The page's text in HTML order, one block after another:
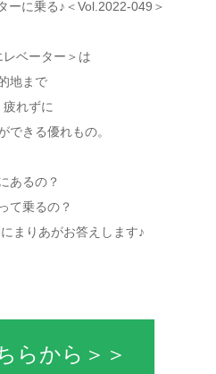
ーに乗る♪＜Vol.2022-049＞
レベーター＞は
地まで
疲れずに
できる優れもの。
あるの？
て乗るの？
まりあがお答えします♪
らから＞＞